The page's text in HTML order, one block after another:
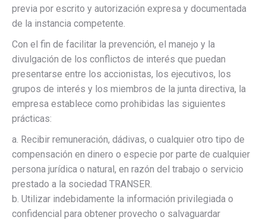
previa por escrito y autorización expresa y documentada
de la instancia competente.
Con el fin de facilitar la prevención, el manejo y la
divulgación de los conflictos de interés que puedan
presentarse entre los accionistas, los ejecutivos, los
grupos de interés y los miembros de la junta directiva, la
empresa establece como prohibidas las siguientes
prácticas:
a. Recibir remuneración, dádivas, o cualquier otro tipo de
compensación en dinero o especie por parte de cualquier
persona jurídica o natural, en razón del trabajo o servicio
prestado a la sociedad TRANSER.
b. Utilizar indebidamente la información privilegiada o
confidencial para obtener provecho o salvaguardar